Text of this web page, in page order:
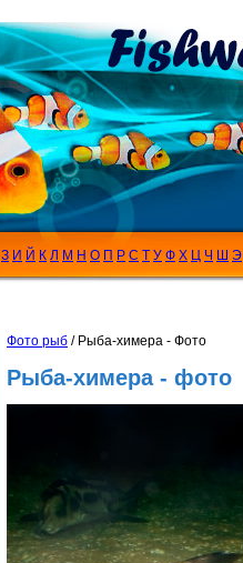
З И Й К Л М Н О П Р С Т У Ф Х Ц Ч Ш Э
Фото рыб / Рыба-химера - Фото
Рыба-химера - фото